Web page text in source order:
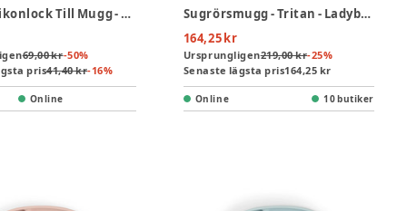
Sebra Silikonlock Till Mugg - Wheat Yellow
69,00 kr-50%
pris41,40 kr-16%
Online
Sugrörsmugg - Tritan - Ladybug - 300 ml
164,25 kr
Ursprungligen219,00 kr-25%
Senaste lägsta pris164,25 kr
Online 10 butiker